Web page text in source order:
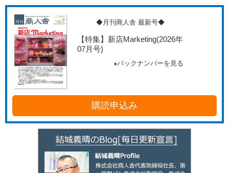
◆月刊商人舎 最新号◆
【特集】新店Marketing(2026年
07月号)
バックナンバーを見る
購読申込み